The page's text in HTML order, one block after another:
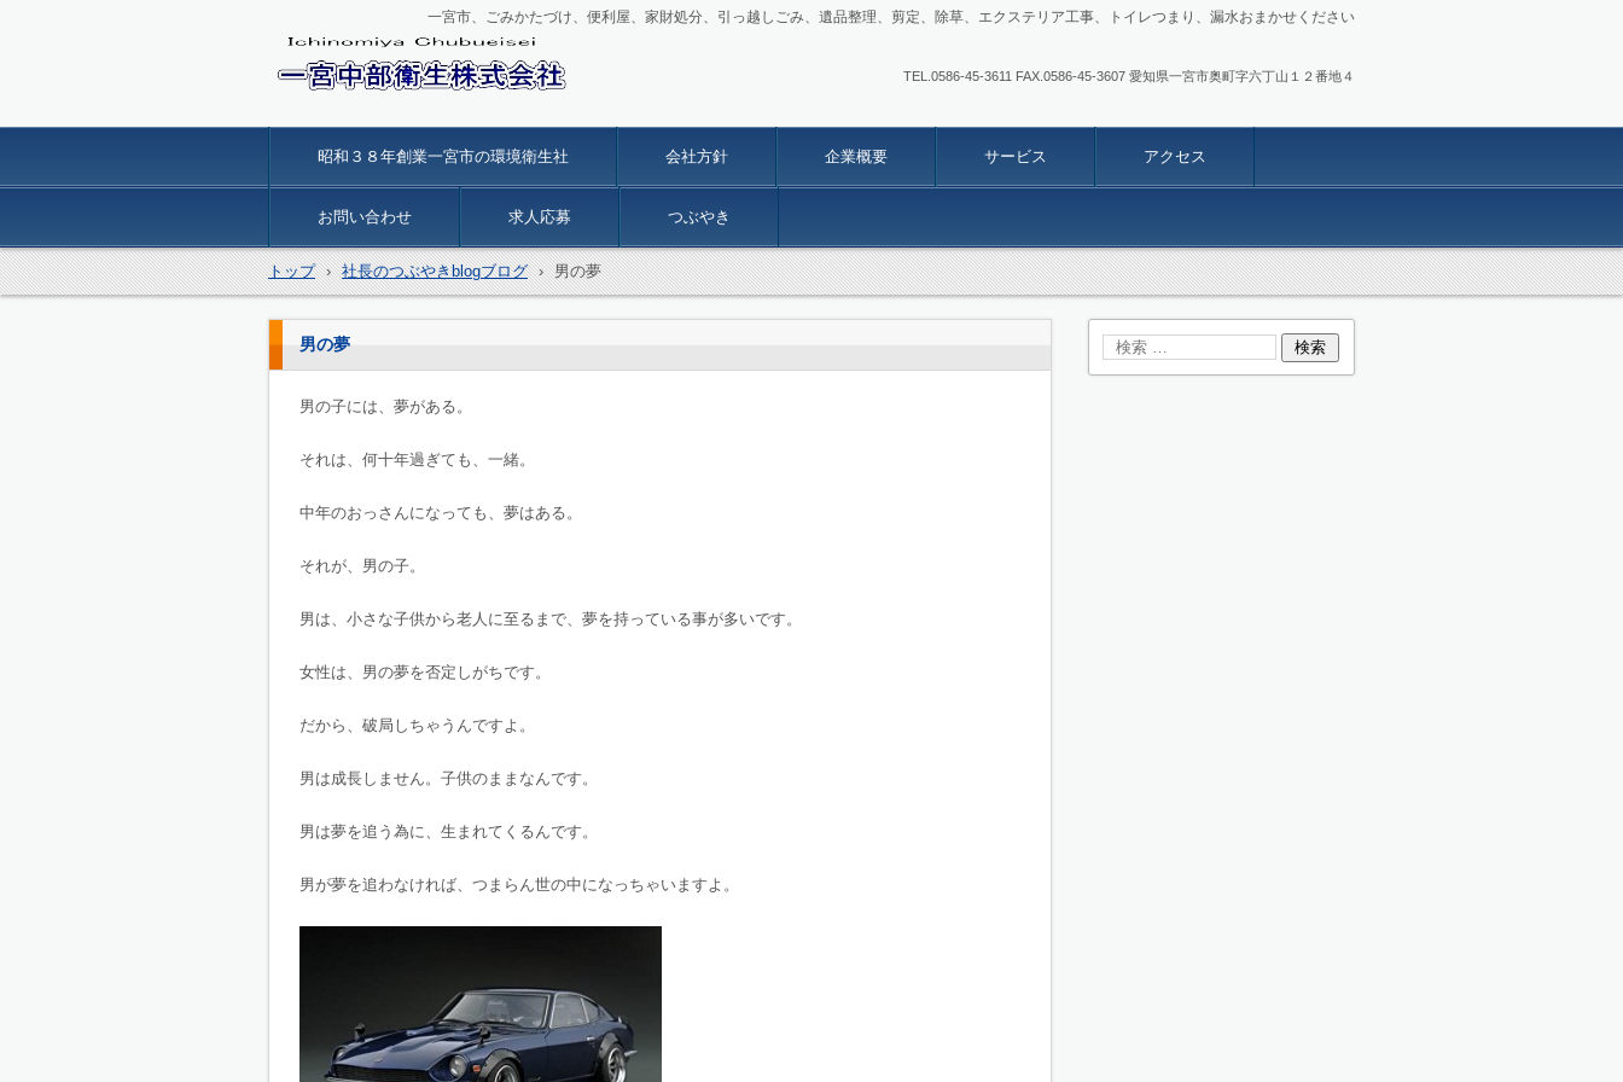
一宮市、ごみかたづけ、便利屋、家財処分、引っ越しごみ、遺品整理、剪定、除草、エクステリア工事、トイレつまり、漏水おまかせください
TEL.0586-45-3611 FAX.0586-45-3607 愛知県一宮市奥町字六丁山１２番地４
昭和３８年創業一宮市の環境衛生社 会社方針 企業概要 サービス アクセス
お問い合わせ 求人応募 つぶやき
トップ › 社長のつぶやきblogブログ › 男の夢
男の夢
男の子には、夢がある。
それは、何十年過ぎても、一緒。
中年のおっさんになっても、夢はある。
それが、男の子。
男は、小さな子供から老人に至るまで、夢を持っている事が多いです。
女性は、男の夢を否定しがちです。
だから、破局しちゃうんですよ。
男は成長しません。子供のままなんです。
男は夢を追う為に、生まれてくるんです。
男が夢を追わなければ、つまらん世の中になっちゃいますよ。